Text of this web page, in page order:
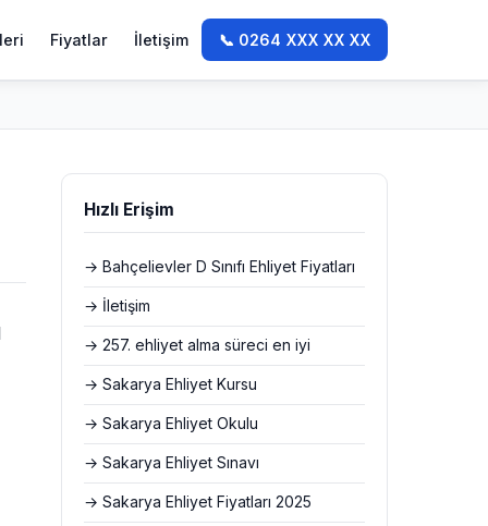
Fiyatlar İletişim 📞 0264 XXX XX XX
Hızlı Erişim
→ Bahçelievler D Sınıfı Ehliyet Fiyatları
→ İletişim
→ 257. ehliyet alma süreci en iyi
→ Sakarya Ehliyet Kursu
→ Sakarya Ehliyet Okulu
→ Sakarya Ehliyet Sınavı
→ Sakarya Ehliyet Fiyatları 2025